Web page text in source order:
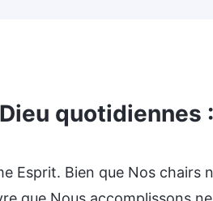
de Dieu et ce qu’Il a et est
quotidiennes
Esprit. Bien que Nos chairs